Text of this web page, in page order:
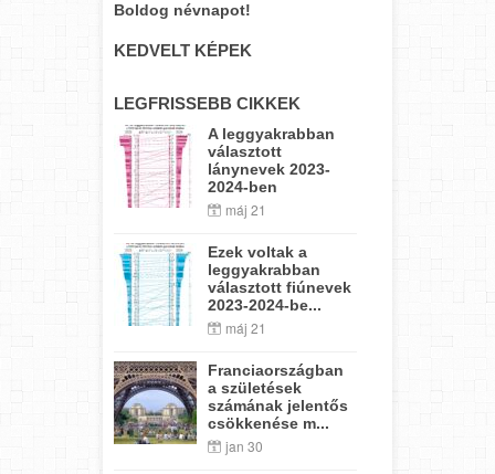
Boldog névnapot!
KEDVELT KÉPEK
LEGFRISSEBB CIKKEK
A leggyakrabban
választott
lánynevek 2023-
2024-ben
máj 21
Ezek voltak a
leggyakrabban
választott fiúnevek
2023-2024-be...
máj 21
Franciaországban
a születések
számának jelentős
csökkenése m...
jan 30